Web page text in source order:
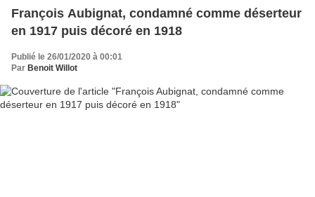
François Aubignat, condamné comme déserteur
en 1917 puis décoré en 1918
Publié le 26/01/2020 à 00:01
Par Benoit Willot